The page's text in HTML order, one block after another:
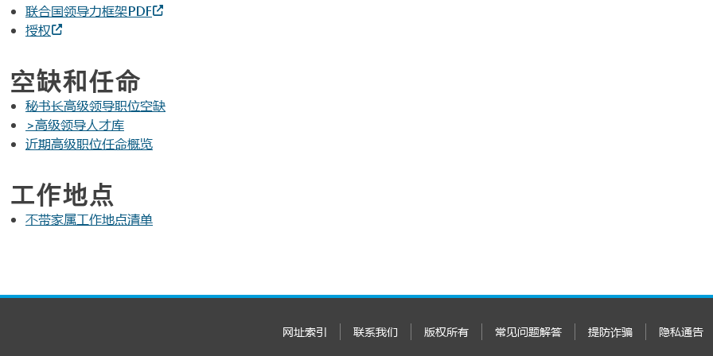
联合国领导力框架PDF
授权
空缺和任命
秘书长高级领导职位空缺
>高级领导人才库
近期高级职位任命概览
工作地点
不带家属工作地点清单
网址索引 联系我们 版权所有 常见问题解答 提防诈骗 隐私通告